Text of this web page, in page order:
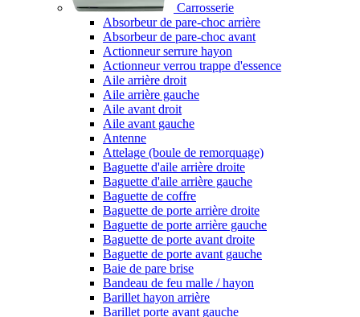
Carrosserie
Absorbeur de pare-choc arrière
Absorbeur de pare-choc avant
Actionneur serrure hayon
Actionneur verrou trappe d'essence
Aile arrière droit
Aile arrière gauche
Aile avant droit
Aile avant gauche
Antenne
Attelage (boule de remorquage)
Baguette d'aile arrière droite
Baguette d'aile arrière gauche
Baguette de coffre
Baguette de porte arrière droite
Baguette de porte arrière gauche
Baguette de porte avant droite
Baguette de porte avant gauche
Baie de pare brise
Bandeau de feu malle / hayon
Barillet hayon arrière
Barillet porte avant gauche